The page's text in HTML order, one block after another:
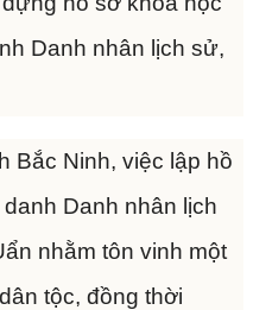
Danh nhân lịch sử,
Bắc Ninh, việc lập hồ
Danh nhân lịch
nhằm tôn vinh một
tộc, đồng thời